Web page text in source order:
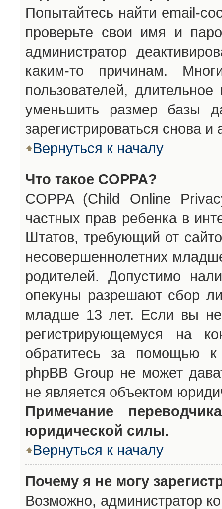
Попытайтесь найти email-
проверьте свои имя и
администратор
каким-то причинам.
пользователей,
уменьшить размер базы
зарегистрироваться снова и
Вернуться к началу
Что такое COPPA?
COPPA (Child Online
частных прав ребенка в
Штатов, требующий от
несовершеннолетних
родителей. Допустимо
опекуны разрешают сбор
младше 13 лет. Если вы
регистрирующемуся на
обратитесь за помощью к
phpBB Group не может
не является объектом
Примечание
юридической силы.
Вернуться к началу
Почему я не могу
Возможно, администратор